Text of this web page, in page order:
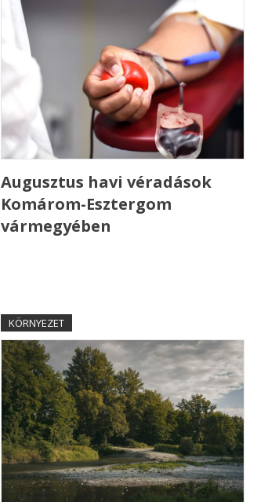
Augusztus havi véradások
Komárom-Esztergom
vármegyében
KÖRNYEZET